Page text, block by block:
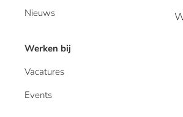
Nieuws
Werken bij
Vacatures
Events